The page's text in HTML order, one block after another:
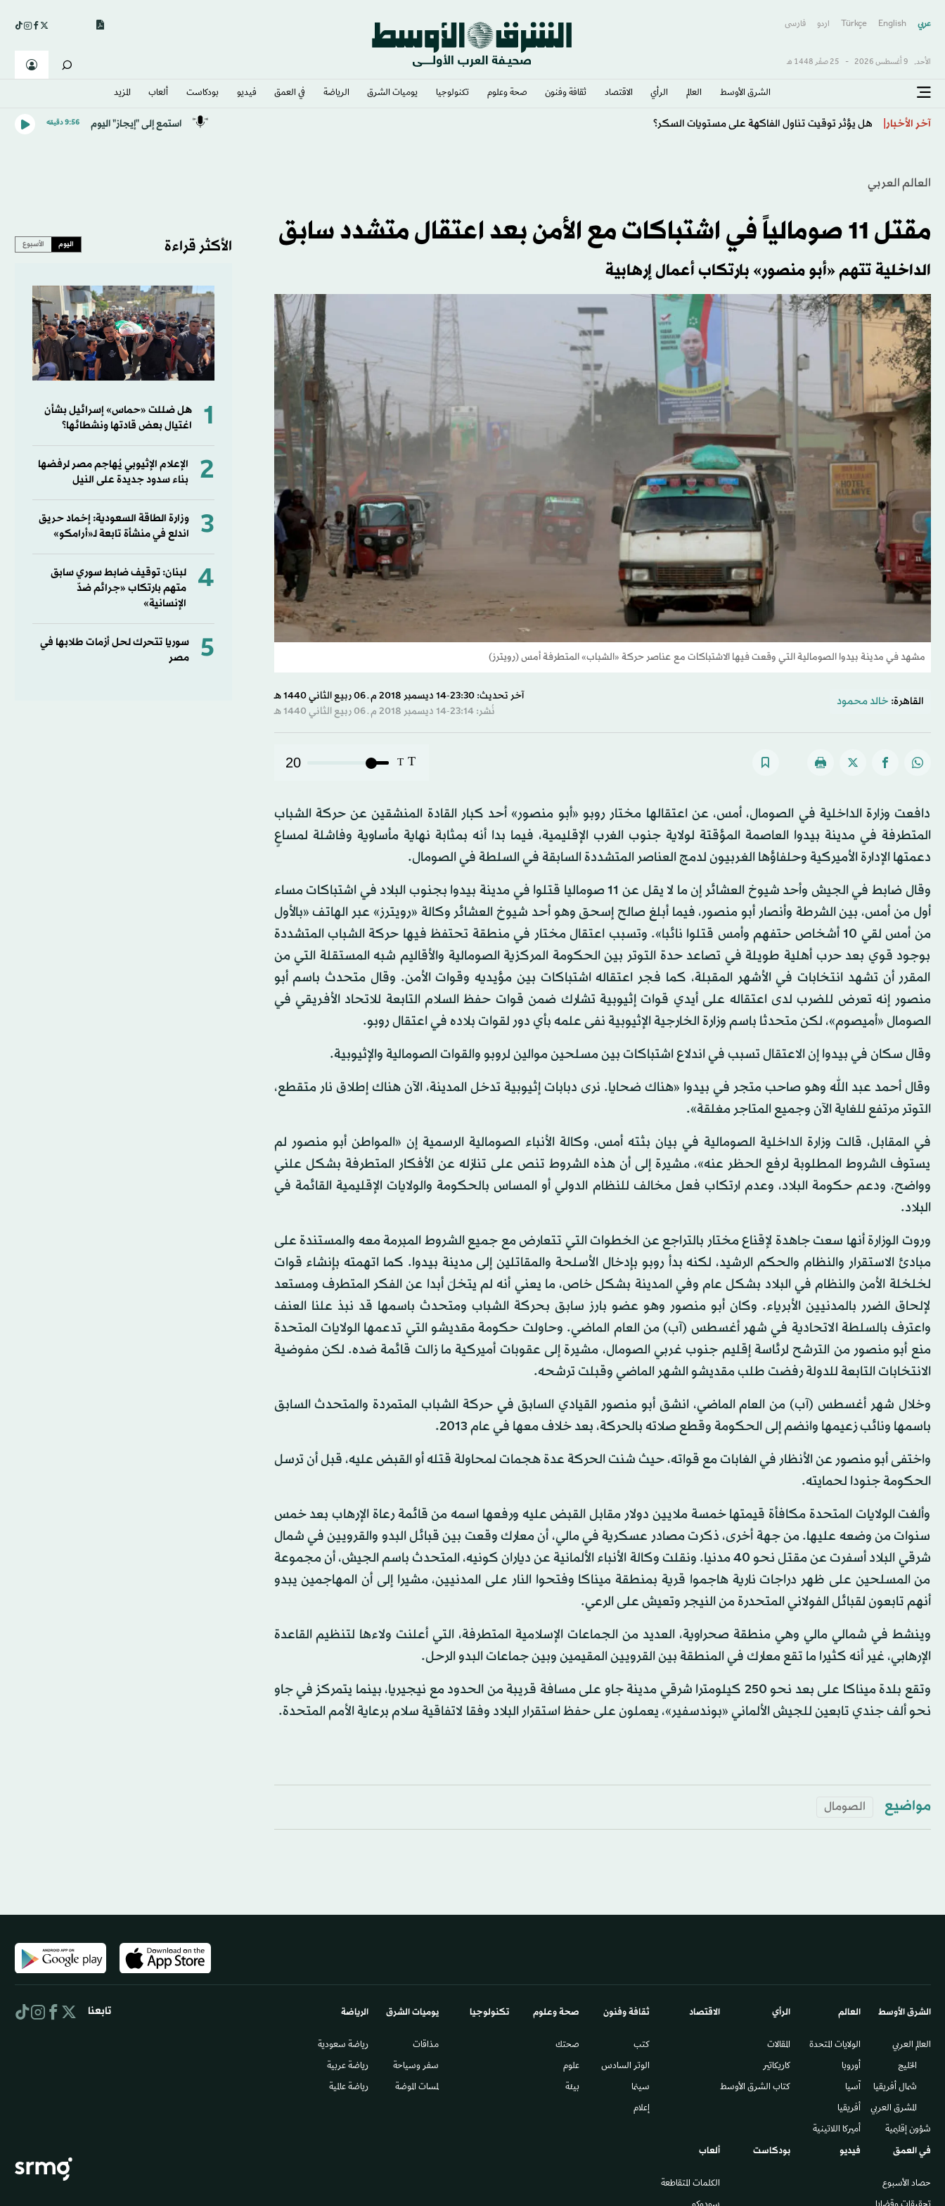
عربي English
Türkçe اردو فارسى
الأحد, 9 أغسطس 2026 - 25 صفَر 1448 هـ
الشرق الأوسط​ العالم الرأي الاقتصاد ثقافة وفنون صحة وعلوم تكنولوجيا يوميات الشرق​ الرياضة في العمق فيديو بودكاست ألعاب المزيد
آخر الأخبار هجوم حوثي بالصواريخ والمسيّرات على ميناء المخا اليمني استمع إلى "إيجاز" اليوم 9:56 دقيقه
العالم العربي
مقتل 11 صومالياً في اشتباكات مع الأمن بعد اعتقال متشدد سابق
الداخلية تتهم «أبو منصور» بارتكاب أعمال إرهابية
مشهد في مدينة بيدوا الصومالية التي وقعت فيها الاشتباكات مع عناصر حركة «الشباب» المتطرفة أمس (رويترز)
القاهرة: خالد محمود
آخر تحديث: 23:30-14 ديسمبر 2018 م ـ 06 ربيع الثاني 1440 هـ
نُشر: 23:14-14 ديسمبر 2018 م ـ 06 ربيع الثاني 1440 هـ
T
T
20
دافعت وزارة الداخلية في الصومال، أمس، عن اعتقالها مختار روبو «أبو منصور» أحد كبار القادة المنشقين عن حركة الشباب
المتطرفة في مدينة بيدوا العاصمة المؤقتة لولاية جنوب الغرب الإقليمية، فيما بدا أنه بمثابة نهاية مأساوية وفاشلة لمساعٍ
دعمتها الإدارة الأميركية وحلفاؤها الغربيون لدمج العناصر المتشددة السابقة في السلطة في الصومال.
وقال ضابط في الجيش وأحد شيوخ العشائر إن ما لا يقل عن 11 صوماليا قتلوا في مدينة بيدوا بجنوب البلاد في اشتباكات مساء
أول من أمس، بين الشرطة وأنصار أبو منصور، فيما أبلغ صالح إسحق وهو أحد شيوخ العشائر وكالة «رويترز» عبر الهاتف «بالأول
من أمس لقي 10 أشخاص حتفهم وأمس قتلوا نائبا». وتسبب اعتقال مختار في منطقة تحتفظ فيها حركة الشباب المتشددة
بوجود قوي بعد حرب أهلية طويلة في تصاعد حدة التوتر بين الحكومة المركزية الصومالية والأقاليم شبه المستقلة التي من
المقرر أن تشهد انتخابات في الأشهر المقبلة، كما فجر اعتقاله اشتباكات بين مؤيديه وقوات الأمن. وقال متحدث باسم أبو
منصور إنه تعرض للضرب لدى اعتقاله على أيدي قوات إثيوبية تشارك ضمن قوات حفظ السلام التابعة للاتحاد الأفريقي في
الصومال «أميصوم»، لكن متحدثا باسم وزارة الخارجية الإثيوبية نفى علمه بأي دور لقوات بلاده في اعتقال روبو.
وقال سكان في بيدوا إن الاعتقال تسبب في اندلاع اشتباكات بين مسلحين موالين لروبو والقوات الصومالية والإثيوبية.
وقال أحمد عبد الله وهو صاحب متجر في بيدوا «هناك ضحايا. نرى دبابات إثيوبية تدخل المدينة، الآن هناك إطلاق نار متقطع،
التوتر مرتفع للغاية الآن وجميع المتاجر مغلقة».
في المقابل، قالت وزارة الداخلية الصومالية في بيان بثته أمس، وكالة الأنباء الصومالية الرسمية إن «المواطن أبو منصور لم
يستوف الشروط المطلوبة لرفع الحظر عنه»، مشيرة إلى أن هذه الشروط تنص على تنازله عن الأفكار المتطرفة بشكل علني
وواضح، ودعم حكومة البلاد، وعدم ارتكاب فعل مخالف للنظام الدولي أو المساس بالحكومة والولايات الإقليمية القائمة في
البلاد.
وروت الوزارة أنها سعت جاهدة لإقناع مختار بالتراجع عن الخطوات التي تتعارض مع جميع الشروط المبرمة معه والمستندة على
مبادئ الاستقرار والنظام والحكم الرشيد، لكنه بدأ روبو بإدخال الأسلحة والمقاتلين إلى مدينة بيدوا. كما اتهمته بإنشاء قوات
لخلخلة الأمن والنظام في البلاد بشكل عام وفي المدينة بشكل خاص، ما يعني أنه لم يتخلَ أبدا عن الفكر المتطرف ومستعد
لإلحاق الضرر بالمدنيين الأبرياء. وكان أبو منصور وهو عضو بارز سابق بحركة الشباب ومتحدث باسمها قد نبذ علنا العنف
واعترف بالسلطة الاتحادية في شهر أغسطس (آب) من العام الماضي. وحاولت حكومة مقديشو التي تدعمها الولايات المتحدة
منع أبو منصور من الترشح لرئاسة إقليم جنوب غربي الصومال، مشيرة إلى عقوبات أميركية ما زالت قائمة ضده. لكن مفوضية
الانتخابات التابعة للدولة رفضت طلب مقديشو الشهر الماضي وقبلت ترشحه.
وخلال شهر أغسطس (آب) من العام الماضي، انشق أبو منصور القيادي السابق في حركة الشباب المتمردة والمتحدث السابق
باسمها ونائب زعيمها وانضم إلى الحكومة وقطع صلاته بالحركة، بعد خلاف معها في عام 2013.
واختفى أبو منصور عن الأنظار في الغابات مع قواته، حيث شنت الحركة عدة هجمات لمحاولة قتله أو القبض عليه، قبل أن ترسل
الحكومة جنودا لحمايته.
وألغت الولايات المتحدة مكافأة قيمتها خمسة ملايين دولار مقابل القبض عليه ورفعها اسمه من قائمة رعاة الإرهاب بعد خمس
سنوات من وضعه عليها. من جهة أخرى، ذكرت مصادر عسكرية في مالي، أن معارك وقعت بين قبائل البدو والقرويين في شمال
شرقي البلاد أسفرت عن مقتل نحو 40 مدنيا. ونقلت وكالة الأنباء الألمانية عن دياران كونيه، المتحدث باسم الجيش، أن مجموعة
من المسلحين على ظهر دراجات نارية هاجموا قرية بمنطقة ميناكا وفتحوا النار على المدنيين، مشيرا إلى أن المهاجمين يبدو
أنهم تابعون لقبائل الفولاني المتحدرة من النيجر وتعيش على الرعي.
وينشط في شمالي مالي وهي منطقة صحراوية، العديد من الجماعات الإسلامية المتطرفة، التي أعلنت ولاءها لتنظيم القاعدة
الإرهابي، غير أنه كثيرا ما تقع معارك في المنطقة بين القرويين المقيمين وبين جماعات البدو الرحل.
وتقع بلدة ميناكا على بعد نحو 250 كيلومترا شرقي مدينة جاو على مسافة قريبة من الحدود مع نيجيريا، بينما يتمركز في جاو
نحو ألف جندي تابعين للجيش الألماني «بوندسفير»، يعملون على حفظ استقرار البلاد وفقا لاتفاقية سلام برعاية الأمم المتحدة.
مواضيع الصومال
الأكثر قراءة اليوم الأسبوع
1
هل ضللت «حماس» إسرائيل بشأن
اغتيال بعض قادتها ونشطائها؟
2
الإعلام الإثيوبي يُهاجم مصر لرفضها
بناء سدود جديدة على النيل
3
وزارة الطاقة السعودية: إخماد حريق
اندلع في منشأة تابعة لـ«أرامكو»
4
لبنان: توقيف ضابط سوري سابق
متهم بارتكاب «جرائم ضدّ
الإنسانية»
5
سوريا تتحرك لحل أزمات طلابها في
مصر
الشرق الأوسط​
العالم العربي
الخليج
شمال أفريقيا
المشرق العربي
شؤون إقليمية
العالم
الولايات المتحدة
أوروبا
آسيا
أفريقيا
أميركا اللاتينية
الرأي
المقالات
كاريكاتير
كتاب الشرق الأوسط
الاقتصاد ثقافة وفنون
كتب
الوتر السادس​
سينما
إعلام
صحة وعلوم
صحتك
علوم
بيئة
تكنولوجيا يوميات الشرق​
مذاقات
سفر وسياحة
لمسات الموضة
الرياضة
رياضة سعودية
رياضة عربية
رياضة عالمية
في العمق
حصاد الأسبوع
فيديو بودكاست ألعاب
الكلمات المتقاطعة
تابعنا